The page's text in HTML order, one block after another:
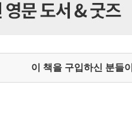
이 책을 구입하신 분들이